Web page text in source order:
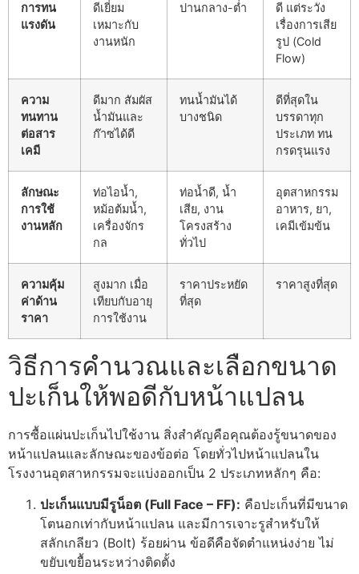
การทน
แรงดัน
ดีเยี่ยม
เหมาะกับ
งานหนัก
ปานกลาง-ต่ำ
ดี แต่ระวัง
เรื่องการเสีย
รูป (Cold
Flow)
ความ
ทนทาน
ต่อสาร
เคมี
ดีมาก สัมผัส
น้ำมันและ
ก๊าซได้ดี
ทนน้ำมันได้
บางชนิด
ดีที่สุดใน
บรรดาทุก
ประเภท ทน
กรดรุนแรง
ลักษณะ
การใช้
งานหลัก
ท่อไอน้ำ,
หม้อต้มน้ำ,
เครื่องจักร
กล
ท่อน้ำดี, น้ำ
เสีย, งาน
โครงสร้าง
ทั่วไป
อุตสาหกรรม
อาหาร, ยา,
เคมีเข้มข้น
ความคุ้ม
ค่าด้าน
ราคา
สูงมาก เมื่อ
เทียบกับอายุ
การใช้งาน
ราคาประหยัด
ที่สุด
ราคาสูงที่สุด
วิธีการคำนวณและเลือกขนาด
ปะเก็นให้พอดีกับหน้าแปลน
การซื้อแผ่นปะเก็นไปใช้งาน สิ่งสำคัญคือคุณต้องรู้ขนาดของ
หน้าแปลนและลักษณะของข้อต่อ โดยทั่วไปหน้าแปลนใน
โรงงานอุตสาหกรรมจะแบ่งออกเป็น 2 ประเภทหลักๆ คือ:
ปะเก็นแบบมีรูน็อต (Full Face – FF): คือปะเก็นที่มีขนาด
โตนอกเท่ากับหน้าแปลน และมีการเจาะรูสำหรับให้
สลักเกลียว (Bolt) ร้อยผ่าน ข้อดีคือจัดตำแหน่งง่าย ไม่
ขยับเขยื้อนระหว่างติดตั้ง